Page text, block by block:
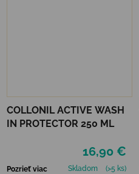
COLLONIL ACTIVE WASH
IN PROTECTOR 250 ML
16,90 €
Pozrieť viac Skladom (>5 ks)